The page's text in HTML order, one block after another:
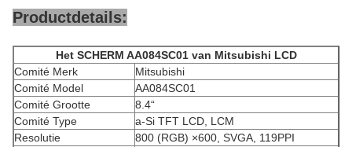
Productdetails:
Het SCHERM AA084SC01 van Mitsubishi LCD
Comité Merk
Mitsubishi
Comité Model
AA084SC01
Comité Grootte
8.4“
Comité Type
a-Si TFT LCD, LCM
Resolutie
800 (RGB) ×600, SVGA, 119PPI